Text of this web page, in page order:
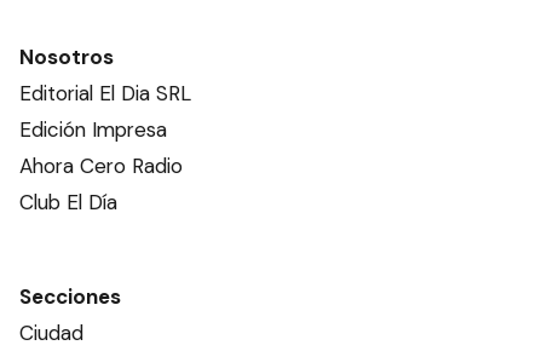
Nosotros
Editorial El Dia SRL
Edición Impresa
Ahora Cero Radio
Club El Día
Secciones
Ciudad